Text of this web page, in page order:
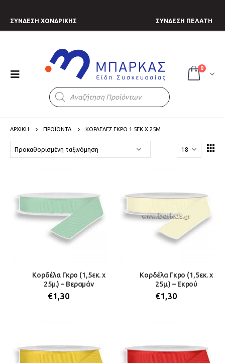
ΣΥΝΔΕΣΗ ΧΟΝΔΡΙΚΗΣ ΣΥΝΔΕΣΗ ΠΕΛΑΤΗ
Products
search
0
ΑΡΧΙΚΗ ΠΡΟΪΟΝΤΑ ΚΟΡΔΕΛΕΣ ΓΚΡΟ 1.5ΕΚ Χ 25Μ
Κορδέλα Γκρο (1,5εκ. x
25μ.) – Βεραμάν
€1,30
Κορδέλα Γκρο (1,5εκ. x
25μ.) – Εκρού
€1,30